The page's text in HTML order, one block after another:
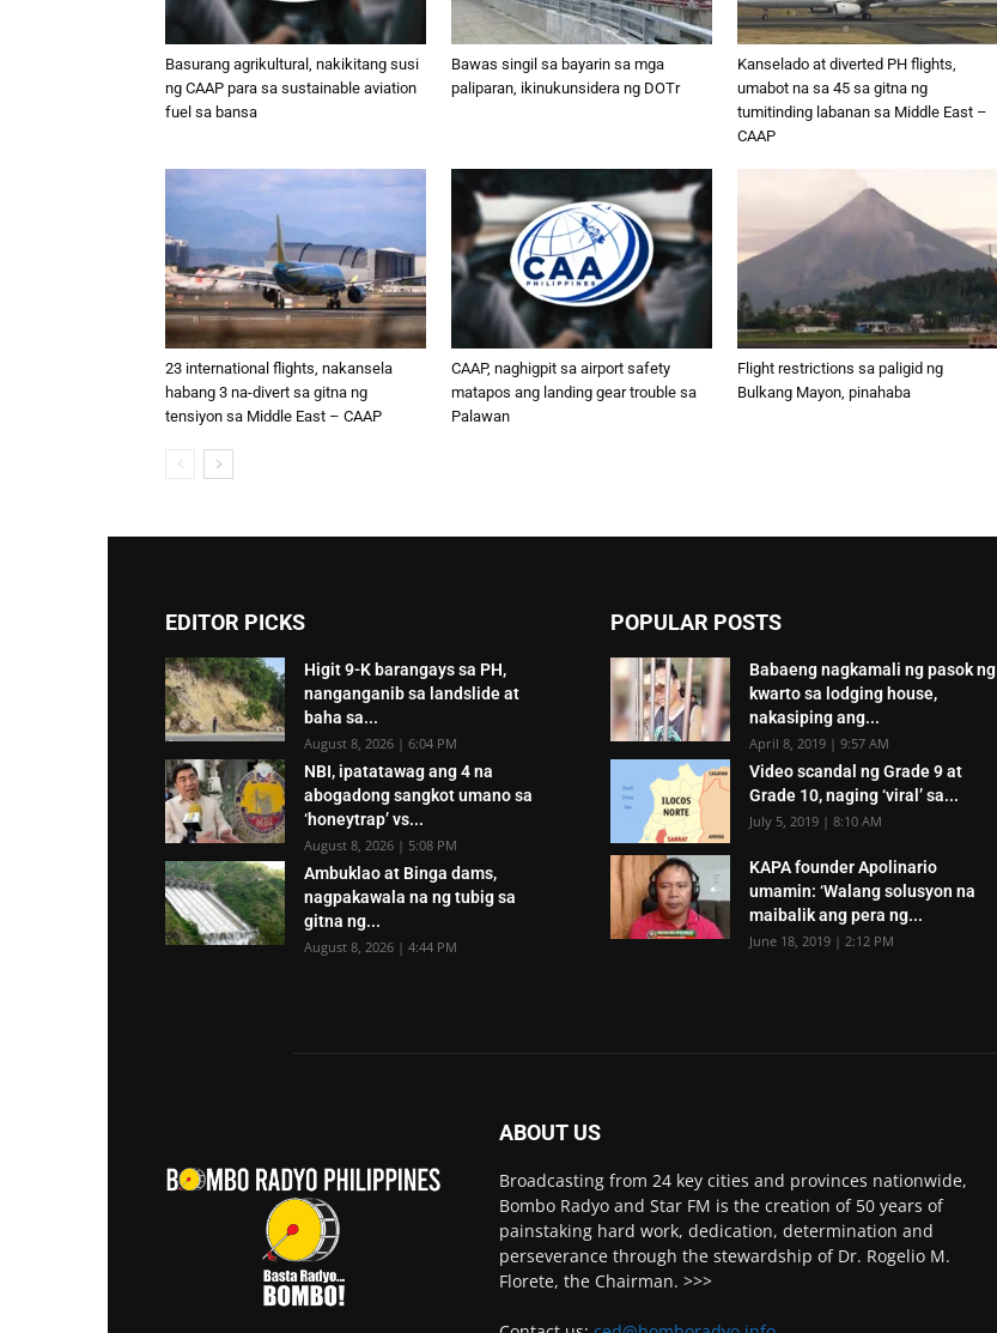
Basurang agrikultural, nakikitang susi
ng CAAP para sa sustainable aviation
fuel sa bansa
Bawas singil sa bayarin sa mga
paliparan, ikinukunsidera ng DOTr
Kanselado at diverted PH flights,
umabot na sa 45 sa gitna ng
tumitinding labanan sa Middle East –
CAAP
23 international flights, nakansela
habang 3 na-divert sa gitna ng
tensiyon sa Middle East – CAAP
CAAP, naghigpit sa airport safety
matapos ang landing gear trouble sa
Palawan
Flight restrictions sa paligid ng
Bulkang Mayon, pinahaba
EDITOR PICKS
Higit 9-K barangays sa PH,
nanganganib sa landslide at
baha sa...
August 8, 2026 | 6:04 PM
NBI, ipatatawag ang 4 na
abogadong sangkot umano sa
‘honeytrap’ vs...
August 8, 2026 | 5:08 PM
Ambuklao at Binga dams,
nagpakawala na ng tubig sa
gitna ng...
August 8, 2026 | 4:44 PM
POPULAR POSTS
Babaeng nagkamali ng pasok ng
kwarto sa lodging house,
nakasiping ang...
April 8, 2019 | 9:57 AM
Video scandal ng Grade 9 at
Grade 10, naging ‘viral’ sa...
July 5, 2019 | 8:10 AM
KAPA founder Apolinario
umamin: ‘Walang solusyon na
maibalik ang pera ng...
June 18, 2019 | 2:12 PM
ABOUT US
Broadcasting from 24 key cities and provinces nationwide,
Bombo Radyo and Star FM is the creation of 50 years of
painstaking hard work, dedication, determination and
perseverance through the stewardship of Dr. Rogelio M.
Florete, the Chairman. >>>